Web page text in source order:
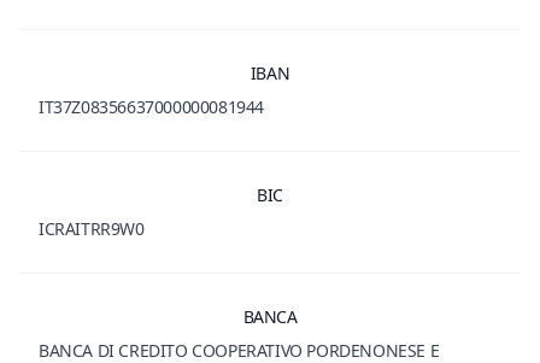
IBAN
IT37Z08356637000000081944
BIC
ICRAITRR9W0
BANCA
BANCA DI CREDITO COOPERATIVO PORDENONESE E